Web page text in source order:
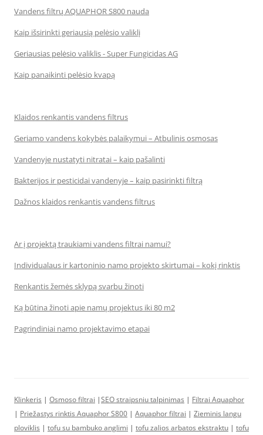
Vandens filtrų AQUAPHOR S800 nauda
Kaip išsirinkti geriausią pelėsio valiklį
Geriausias pelėsio valiklis - Super Fungicidas AG
Kaip panaikinti pelėsio kvapą
Klaidos renkantis vandens filtrus
Geriamo vandens kokybės palaikymui – Atbulinis osmosas
Vandenyje nustatyti nitratai – kaip pašalinti
Bakterijos ir pesticidai vandenyje – kaip pasirinkti filtrą
Dažnos klaidos renkantis vandens filtrus
Ar į projektą traukiami vandens filtrai namui?
Individualaus ir kartoninio namo projekto skirtumai – kokį rinktis
Renkantis žemės sklypą svarbu žinoti
Ką būtina žinoti apie namų projektus iki 80 m2
Pagrindiniai namo projektavimo etapai
Klinkeris | Osmoso filtrai |SEO straipsniu talpinimas | Filtrai Aquaphor
| Priežastys rinktis Aquaphor S800 | Aquaphor filtrai | Zieminis langu
ploviklis | tofu su bambuko anglimi | tofu zalios arbatos ekstraktu | tofu